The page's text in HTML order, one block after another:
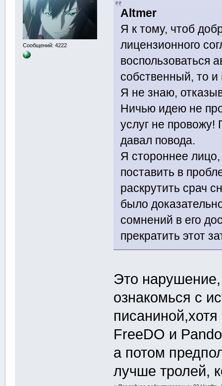
Сообщений: 4222
Altmer
Я к тому, чтоб
лицензионного
воспользоваться
собственный, то
Я не знаю,
Ничью идею не
услуг не
давал повода.
Я стороннее
поставить в
раскрутить срач
было
сомнений в его
прекратить этот
Это
ознакомься с
FreeDO и
а потом
лучше тролей,